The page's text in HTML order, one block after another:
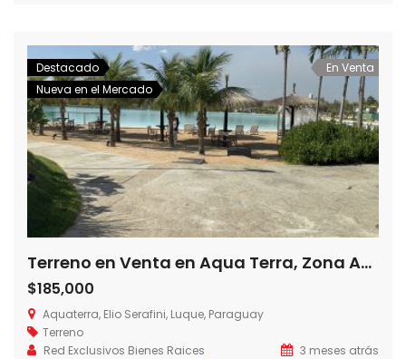
Propiedad actualmente alquilada Rentabilidad
aproximada del 6% […]
Destacado
Nueva en el Mercado
En Venta
Terreno en Venta en Aqua Terra, Zona Aeropuerto, Luque – Paraguay
$185,000
Aquaterra, Elio Serafini, Luque, Paraguay
Terreno
Red Exclusivos Bienes Raices
3 meses atrás